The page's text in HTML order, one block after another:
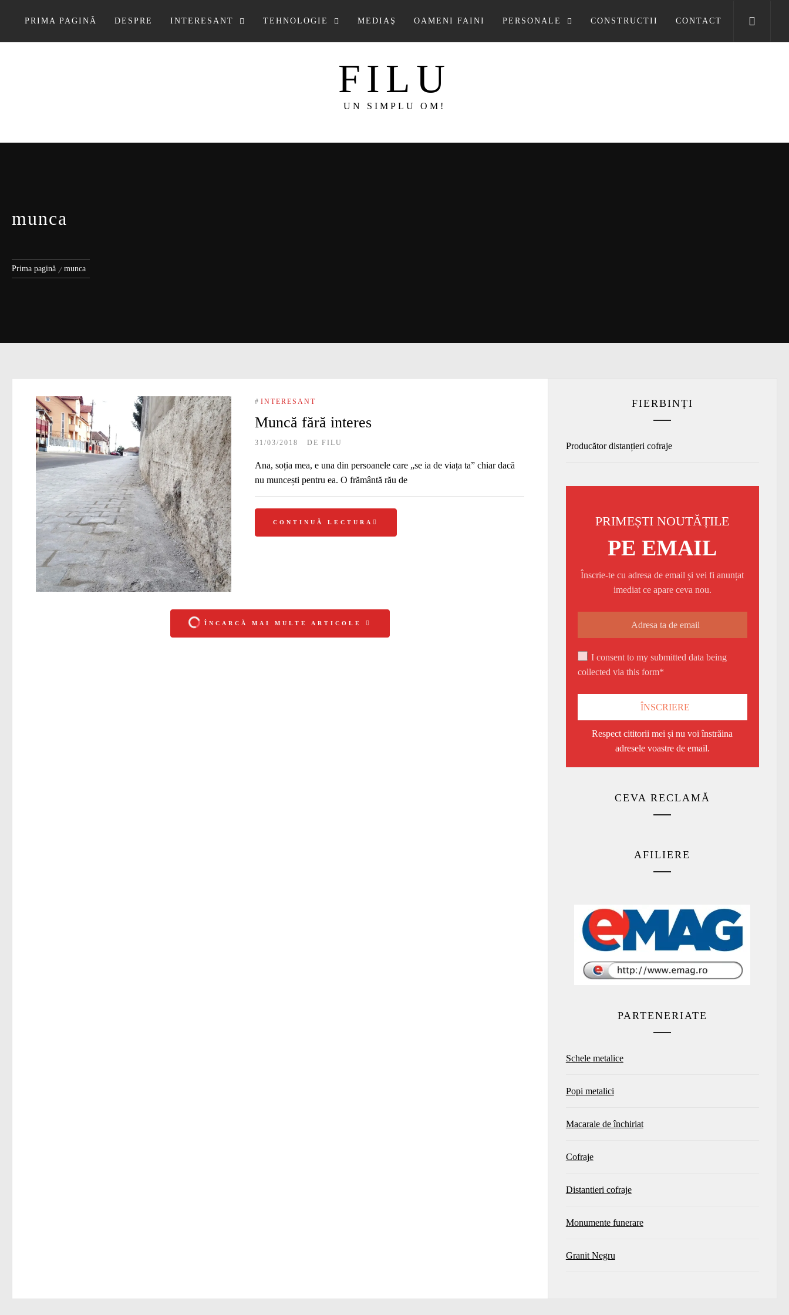
PRIMA PAGINĂ DESPRE INTERESANT TEHNOLOGIE MEDIAŞ OAMENI FAINI PERSONALE CONSTRUCTII CONTACT
FILU
UN SIMPLU OM!
munca
Prima pagină munca
# INTERESANT
Muncă fără interes
31/03/2018 DE FILU
Ana, soția mea, e una din persoanele care „se ia de viața ta” chiar dacă
nu muncești pentru ea. O frământă rău de
CONTINUĂ LECTURA
ÎNCARCĂ MAI MULTE ARTICOLE
FIERBINȚI
Producător distanțieri cofraje
PRIMEȘTI NOUTĂȚILE
PE EMAIL
Înscrie-te cu adresa de email și vei fi anunțat
imediat ce apare ceva nou.
I consent to my submitted data being
collected via this form*
Respect cititorii mei și nu voi înstrăina
adresele voastre de email.
CEVA RECLAMĂ
AFILIERE
PARTENERIATE
Schele metalice
Popi metalici
Macarale de închiriat
Cofraje
Distantieri cofraje
Monumente funerare
Granit Negru